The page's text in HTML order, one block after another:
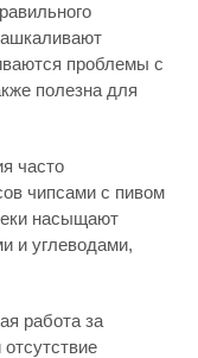
проблемы с
полезна для
часто
чипсами с пивом
насыщают
и углеводами,
работа за